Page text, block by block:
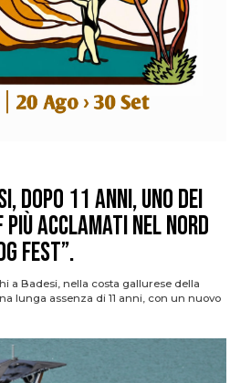
dopo 11 anni, uno dei
acclamati nel nord
Fest”.
a Badesi, nella costa gallurese della
lunga assenza di 11 anni, con un nuovo